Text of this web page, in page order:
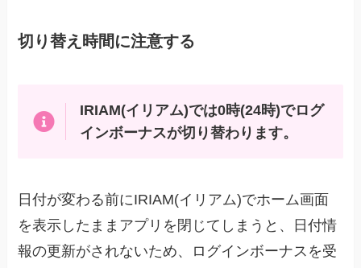
切り替え時間に注意する
IRIAM(イリアム)では0時(24時)でログ
インボーナスが切り替わります。
日付が変わる前にIRIAM(イリアム)でホーム画面
を表示したままアプリを閉じてしまうと、日付情
報の更新がされないため、ログインボーナスを受